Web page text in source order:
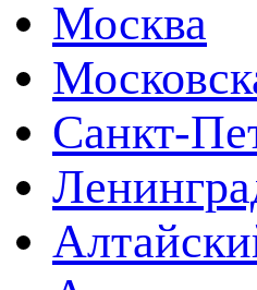
Москва
Санкт-